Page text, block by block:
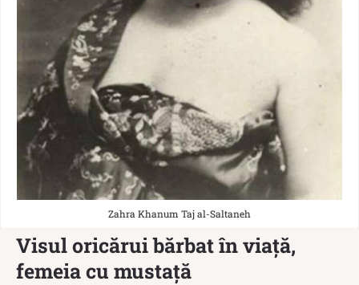
Zahra Khanum Taj al-Saltaneh
Visul oricărui bărbat în viață,
femeia cu mustață